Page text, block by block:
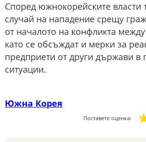
Според южнокорейските власти
случай на нападение срещу
от началото на конфликта
като се обсъждат и мерки за
предприети от други държави в
ситуации.
Южна Корея
Поставете оценка: